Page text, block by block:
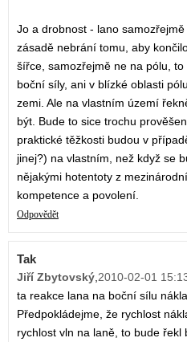
Jo a drobnost - lano
zásadě nebrání tomu, aby
šířce, samozřejmě ne na pólu,
boční síly, ani v blízké oblasti
zemi. Ale na vlastním území
být. Bude to sice trochu
praktické těžkosti budou v
jinej?) na vlastním, než když se
nějakými hotentoty z
kompetence a povolení.
Odpovědět
Tak
Jiří Zbytovský,2010-02-01
ta reakce lana na boční sílu
Předpokládejme, že rychlost
rychlost vln na laně, to bude